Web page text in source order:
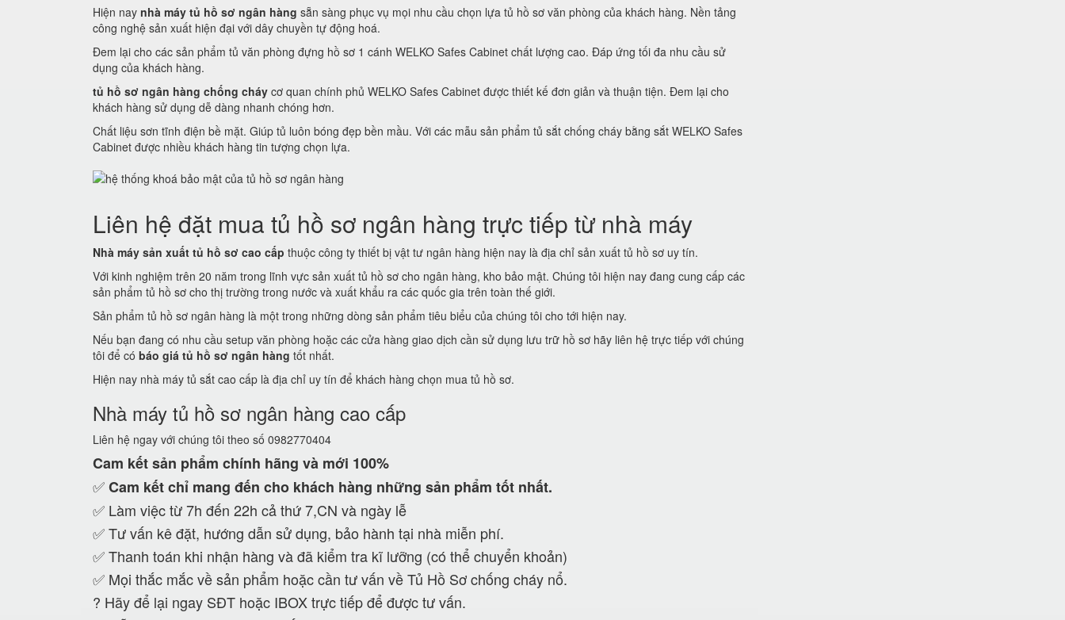
Hiện nay nhà máy tủ hồ sơ ngân hàng sẵn sàng phục vụ mọi nhu cầu chọn lựa tủ hồ sơ văn phòng của khách hàng. Nền tảng
công nghệ sản xuất hiện đại với dây chuyền tự động hoá.
Đem lại cho các sản phẩm tủ văn phòng đựng hồ sơ 1 cánh WELKO Safes Cabinet chất lượng cao. Đáp ứng tối đa nhu cầu sử
dụng của khách hàng.
tủ hồ sơ ngân hàng chống cháy cơ quan chính phủ WELKO Safes Cabinet được thiết kế đơn giản và thuận tiện. Đem lại cho
khách hàng sử dụng dễ dàng nhanh chóng hơn.
Chất liệu sơn tĩnh điện bề mặt. Giúp tủ luôn bóng đẹp bền mầu. Với các mẫu sản phẩm tủ sắt chống cháy bằng sắt WELKO Safes
Cabinet được nhiều khách hàng tin tượng chọn lựa.
Liên hệ đặt mua tủ hồ sơ ngân hàng trực tiếp từ nhà máy
Nhà máy sản xuất tủ hồ sơ cao cấp thuộc công ty thiết bị vật tư ngân hàng hiện nay là địa chỉ sản xuất tủ hồ sơ uy tín.
Với kinh nghiệm trên 20 năm trong lĩnh vực sản xuất tủ hồ sơ cho ngân hàng, kho bảo mật. Chúng tôi hiện nay đang cung cấp các
sản phẩm tủ hồ sơ cho thị trường trong nước và xuất khẩu ra các quốc gia trên toàn thế giới.
Sản phẩm tủ hồ sơ ngân hàng là một trong những dòng sản phẩm tiêu biểu của chúng tôi cho tới hiện nay.
Nếu bạn đang có nhu cầu setup văn phòng hoặc các cửa hàng giao dịch cần sử dụng lưu trữ hồ sơ hãy liên hệ trực tiếp với chúng
tôi để có báo giá tủ hồ sơ ngân hàng tốt nhất.
Hiện nay nhà máy tủ sắt cao cấp là địa chỉ uy tín để khách hàng chọn mua tủ hồ sơ.
Nhà máy tủ hồ sơ ngân hàng cao cấp
Liên hệ ngay với chúng tôi theo số 0982770404
Cam kếtsản phẩm chính hãng và mới 100%
✅Cam kếtchỉ mang đến cho khách hàng những sản phẩm tốt nhất.
✅ Làm việc từ 7h đến 22h cả thứ 7,CN và ngày lễ
✅ Tư vấn kê đặt, hướng dẫn sử dụng, bảo hành tại nhà miễn phí.
✅ Thanh toán khi nhận hàng và đã kiểm tra kĩ lưỡng (có thể chuyển khoản)
✅ Mọi thắc mắc về sản phẩm hoặc cần tư vấn về Tủ Hồ Sơ chống cháy nổ.
? Hãy để lại ngay SĐT hoặc IBOX trực tiếp để được tư vấn.